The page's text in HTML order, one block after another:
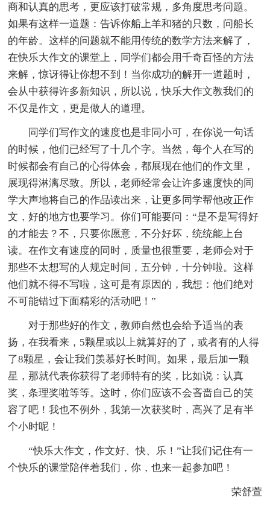
商和认真的思考，更应该打破常规，多角度思考问题。
如果有这样一道题：告诉你船上羊和猪的只数，问船长
的年龄。这样的问题就不能用传统的数学方法来解了，
在快乐大作文的课堂上，同学们都会用千奇百怪的方法
来解，惊讶得让你想不到！当你成功的解开一道题时，
会从中获得许多新知识，所以说，快乐大作文教我们的
不仅是作文，更是做人的道理。
同学们写作文的速度也是非同小可，在你说一句话
的时候，他们已经写了十几个字。当然，每个人在写的
时候都会有自己的心得体会，都展现在他们的作文里，
展现得淋漓尽致。所以，老师经常会让许多速度快的同
学大声地将自己的作品读出来，让更多同学帮他改正作
文，好的地方也要学习。你们可能要问：“是不是写得好
的才能去？不，只要你愿意，不分好坏，统统能上台
读。在作文有速度的同时，质量也很重要，老师会对于
那些不太想写的人规定时间，五分钟，十分钟啦。这样
他们就不得不写啦，这可是有原因的，我想：他们绝对
不可能错过下面精彩的活动吧！”
对于那些好的作文，教师自然也会给予适当的表
扬，在我看来，5颗星或以上就算好的了，或者有的人得
了8颗星，会让我们羡慕好长时间。如果，最后加一颗
星，那就代表你获得了老师特有的奖，比如说：认真
奖，条理奖啦等等。这时，你们应该不会吝啬自己的笑
容了吧！我也不例外，我第一次获奖时，高兴了足有半
个小时呢！
“快乐大作文，作文好、快、乐！”让我们记住有一
个快乐的课堂陪伴着我们，你，也来一起参加吧！
荣舒萱